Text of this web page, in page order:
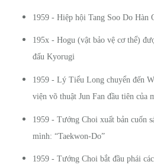
1959 - Hiệp hội Tang Soo Do Hàn
195x - Hogu (vật bảo vệ cơ thể)
đấu Kyorugi
1959 - Lý Tiểu Long chuyển đến
viện võ thuật Jun Fan đầu tiên của
1959 - Tướng Choi xuất bản cuốn
mình: “Taekwon-Do”
1959 - Tướng Choi bắt đầu phái